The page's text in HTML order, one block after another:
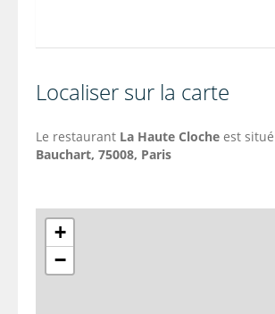
Localiser sur la carte
Le restaurant La Haute Cloche est situé
Bauchart, 75008, Paris
+
−